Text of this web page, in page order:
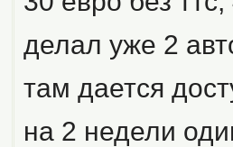
делал уже 2
там дается
на 2 недели